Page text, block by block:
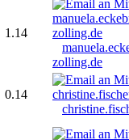
1.14
zolling.de
0.14